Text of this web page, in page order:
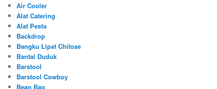
Air Cooler
Alat Catering
Alat Pesta
Backdrop
Bangku Lipat Chitose
Bantal Duduk
Barstool
Barstool Cowboy
Bean Bag